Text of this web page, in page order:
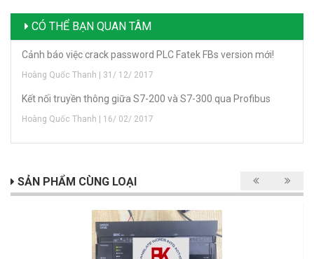
CÓ THỂ BẠN QUAN TÂM
Cảnh báo việc crack password PLC Fatek FBs version mới!
Hoàng Quốc Thanh | 31/ 12/ 2017
Kết nối truyền thông giữa S7-200 và S7-300 qua Profibus
Hoàng Quốc Thanh | 16/ 02/ 2017
SẢN PHẨM CÙNG LOẠI